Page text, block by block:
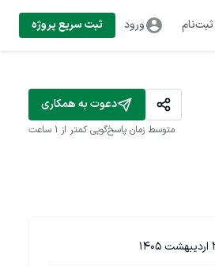
ثبت‌نام ورود ثبت سریع پروژه
دعوت به همکاری
متوسط زمان پاسخ‌گویی کمتر از 1 ساعت